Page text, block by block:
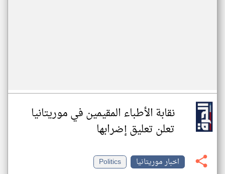
نقابة الأطباء المقيمين في موريتانيا
تعلن تعليق إضرابها
اخبار موريتانيا
Politics